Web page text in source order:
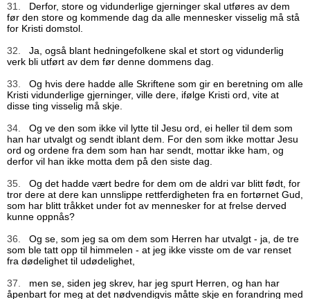
31.
Derfor, store og vidunderlige gjerninger skal utføres av dem
før den store og kommende dag da alle mennesker visselig må stå
for Kristi domstol.
32.
Ja, også blant hedningefolkene skal et stort og vidunderlig
verk bli utført av dem før denne dommens dag.
33.
Og hvis dere hadde alle Skriftene som gir en beretning om alle
Kristi vidunderlige gjerninger, ville dere, ifølge Kristi ord, vite at
disse ting visselig må skje.
34.
Og ve den som ikke vil lytte til Jesu ord, ei heller til dem som
han har utvalgt og sendt iblant dem. For den som ikke mottar Jesu
ord og ordene fra dem som han har sendt, mottar ikke ham, og
derfor vil han ikke motta dem på den siste dag.
35.
Og det hadde vært bedre for dem om de aldri var blitt født, for
tror dere at dere kan unnslippe rettferdigheten fra en fortørnet Gud,
som har blitt tråkket under fot av mennesker for at frelse derved
kunne oppnås?
36.
Og se, som jeg sa om dem som Herren har utvalgt - ja, de tre
som ble tatt opp til himmelen - at jeg ikke visste om de var renset
fra dødelighet til udødelighet,
37.
men se, siden jeg skrev, har jeg spurt Herren, og han har
åpenbart for meg at det nødvendigvis måtte skje en forandring med